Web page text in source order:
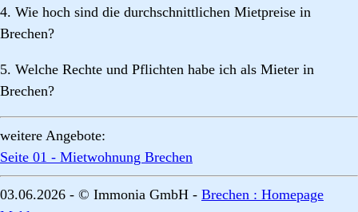
4. Wie hoch sind die durchschnittlichen Mietpreise in
Brechen?
5. Welche Rechte und Pflichten habe ich als Mieter in
Brechen?
weitere Angebote:
Seite 01 - Mietwohnung Brechen
03.06.2026 - © Immonia GmbH - Brechen : Homepage